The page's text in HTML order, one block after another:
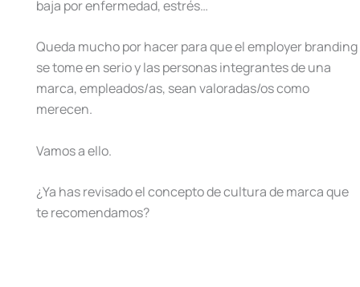
baja por enfermedad, estrés…
Queda mucho por hacer para que el employer branding
se tome en serio y las personas integrantes de una
marca, empleados/as, sean valoradas/os como
merecen.
Vamos a ello.
¿Ya has revisado el concepto de cultura de marca que
te recomendamos?